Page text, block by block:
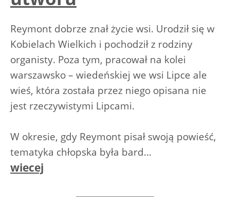
Reymont dobrze znał życie wsi. Urodził się w
Kobielach Wielkich i pochodził z rodziny
organisty. Poza tym, pracował na kolei
warszawsko – wiedeńskiej we wsi Lipce ale
wieś, która została przez niego opisana nie
jest rzeczywistymi Lipcami.
W okresie, gdy Reymont pisał swoją powieść,
tematyka chłopska była bard...
wiecej